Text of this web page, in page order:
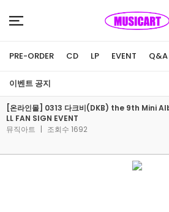
PRE-ORDER CD LP EVENT Q&A
이벤트 공지
[온라인몰] 0313 다크비(DKB) the 9th Mini
LL FAN SIGN EVENT
뮤직아트 | 조회수 1692